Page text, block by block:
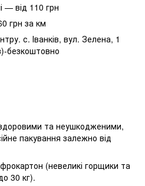
— від 110 грн
грн за км
с. Іванків, вул. Зелена, 1
безкоштовно
та неушкодженими,
пакування залежно від
(невеликі горщики та
30 кг).